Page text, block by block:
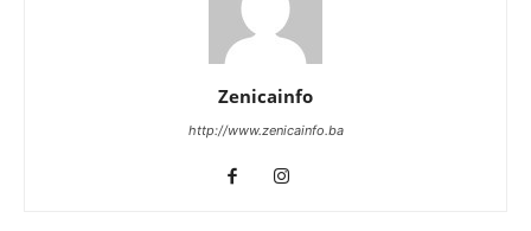
Zenicainfo
http://www.zenicainfo.ba